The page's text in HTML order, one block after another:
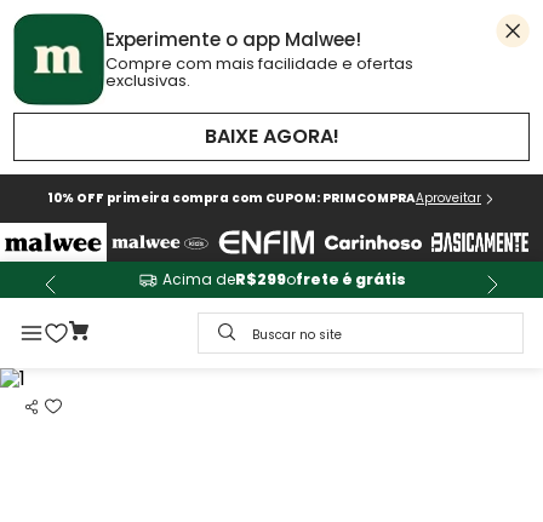
Experimente o app Malwee!
Compre com mais facilidade e ofertas
exclusivas.
BAIXE AGORA!
10% OFF primeira compra com CUPOM: PRIMCOMPRAAproveitar
Acima deR$299ofrete é grátis
Buscar no site